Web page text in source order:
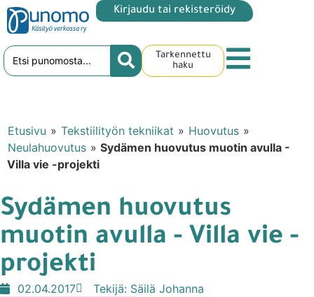
Kirjaudu tai rekisteröidy
Tarkennettu
haku
Etusivu » Tekstiilityön tekniikat » Huovutus »
Neulahuovutus » Sydämen huovutus muotin avulla -
Villa vie -projekti
Sydämen huovutus
muotin avulla - Villa vie -
projekti
02.04.2017 Tekijä: Säilä Johanna